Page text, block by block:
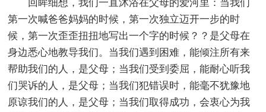
回眸细想，我们一直沐浴在父母的爱河里：当我们
第一次喊爸爸妈妈的时候，第一次独立迈开一步的时
候，第一次歪歪扭扭地写出一个字的时候？？是父母在
身边悉心地教导我们。当我们遇到困难，能倾注所有来
帮助我们的人，是父母；当我们受到委屈，能耐心听我
们哭诉的人，是父母；当我们犯错误时，能毫不犹豫地
原谅我们的人，是父母；当我们取得成功，会衷心为我